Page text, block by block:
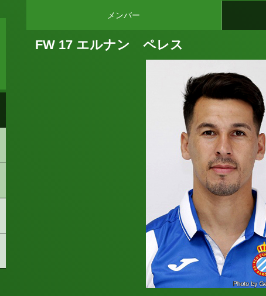
メンバー
FW 17 エルナン ペレス